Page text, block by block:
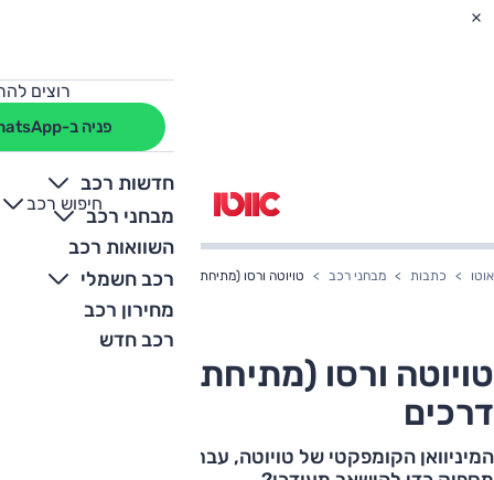
רוצים
פניה ב-WhatsApp
חדשות רכב
מבחני רכב
השוואות רכב
רכב חשמלי
מחירון רכב
רכב חדש
חיפוש רכב
+
-
אוטו כתבות מבחני רכב טויוטה ורסו (מתיחת פנים): מבחן דרכים
טויוטה ורסו (מתיחת פנים): מבחן
דרכים
המיניוואן הקומפקטי של טויוטה, עבר מתיחת פנים קלה –